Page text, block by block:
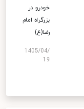
خودرو در
بزرگراه امام
رضا(ع)
1405/04/
19